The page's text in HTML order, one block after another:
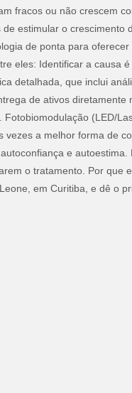
fracos ou não crescem
estimular o crescimento
de ponta para
eles: Identificar a causa
detalhada, que inclui
de ativos
Fotobiomodulação (LED/
vezes a melhor forma de
e
o tratamento. Por que
em Curitiba, e dê o